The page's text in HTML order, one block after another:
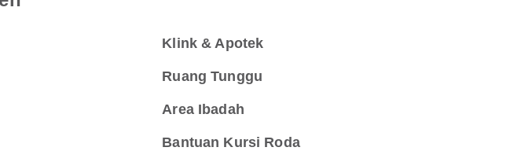
Klink & Apotek
Ruang Tunggu
Area Ibadah
Bantuan Kursi Roda